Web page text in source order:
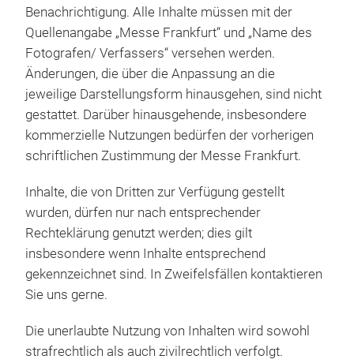
Benachrichtigung. Alle Inhalte müssen mit der
Quellenangabe „Messe Frankfurt“ und „Name des
Fotografen/ Verfassers“ versehen werden.
Änderungen, die über die Anpassung an die
jeweilige Darstellungsform hinausgehen, sind nicht
gestattet. Darüber hinausgehende, insbesondere
kommerzielle Nutzungen bedürfen der vorherigen
schriftlichen Zustimmung der Messe Frankfurt.
Inhalte, die von Dritten zur Verfügung gestellt
wurden, dürfen nur nach entsprechender
Rechteklärung genutzt werden; dies gilt
insbesondere wenn Inhalte entsprechend
gekennzeichnet sind. In Zweifelsfällen kontaktieren
Sie uns gerne.
Die unerlaubte Nutzung von Inhalten wird sowohl
strafrechtlich als auch zivilrechtlich verfolgt.